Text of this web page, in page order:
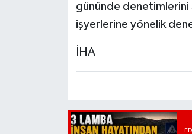
gününde denetimlerini
işyerlerine yönelik
İHA